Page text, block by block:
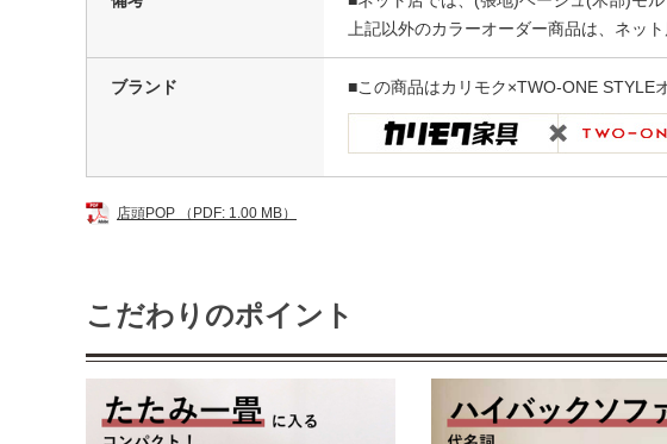
上記以外のカラーオーダー商品は、ネッ
ブランド ■この商品はカリモク×TWO-ONE STYLE
店頭POP （PDF: 1.00 MB）
こだわりのポイント